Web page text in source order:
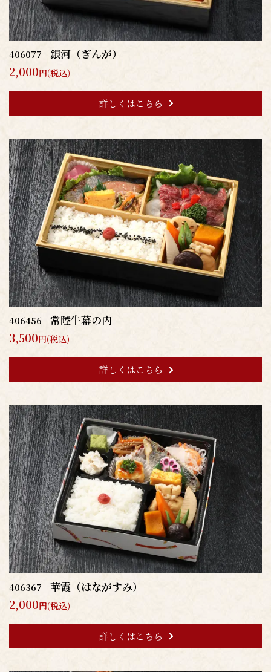
406077 銀河（ぎんが）
2,000円(税込)
詳しくはこちら
406456 常陸牛幕の内
3,500円(税込)
詳しくはこちら
406367 華霞（はながすみ）
2,000円(税込)
詳しくはこちら